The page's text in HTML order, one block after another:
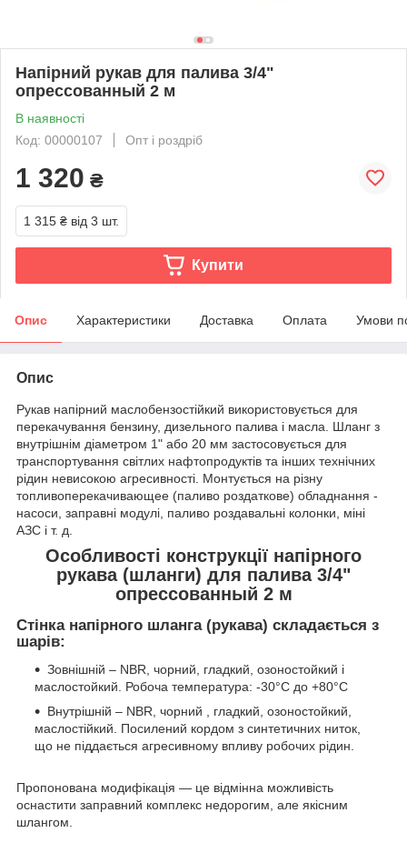
Напірний рукав для палива 3/4"
опрессованный 2 м
В наявності
Код: 00000107
Опт і роздріб
1 320 ₴
1 315 ₴ від 3 шт.
Купити
Опис Характеристики Доставка Оплата Умови
Опис
Рукав напірний маслобензостійкий використовується для
перекачування бензину, дизельного палива і масла. Шланг з
внутрішнім діаметром 1" або 20 мм застосовується для
транспортування світлих нафтопродуктів та інших технічних
рідин невисокою агресивності. Монтується на різну
топливоперекачивающее (паливо роздаткове) обладнання -
насоси, заправні модулі, паливо роздавальні колонки, міні
АЗС і т. д.
Особливості конструкції напірного
рукава (шланги) для палива 3/4"
опрессованный 2 м
Стінка напірного шланга (рукава) складається з
шарів:
Зовнішній – NBR, чорний, гладкий, озоностойкий і
маслостойкий. Робоча температура: -30°С до +80°С
Внутрішній – NBR, чорний , гладкий, озоностойкий,
маслостійкий. Посилений кордом з синтетичних ниток,
що не піддається агресивному впливу робочих рідин.
Пропонована модифікація — це відмінна можливість
оснастити заправний комплекс недорогим, але якісним
шлангом.